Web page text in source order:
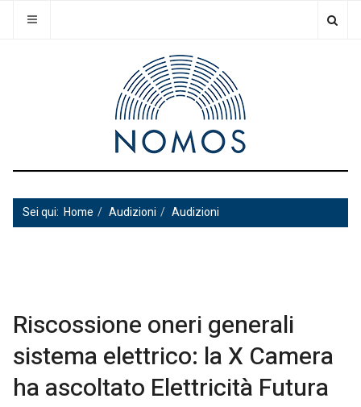
Sei qui: Home Audizioni Audizioni
Riscossione oneri generali
sistema elettrico: la X Camera
ha ascoltato Elettricità Futura